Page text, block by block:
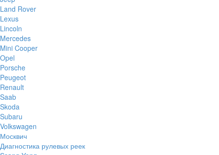
Land Rover
Lexus
Lincoln
Mercedes
Mini Cooper
Opel
Porsche
Peugeot
Renault
Saab
Skoda
Subaru
Volkswagen
Москвич
Диагностика рулевых реек